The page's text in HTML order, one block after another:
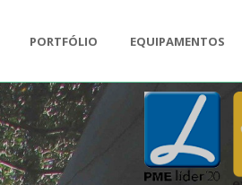
PORTFÓLIO EQUIPAMENTOS